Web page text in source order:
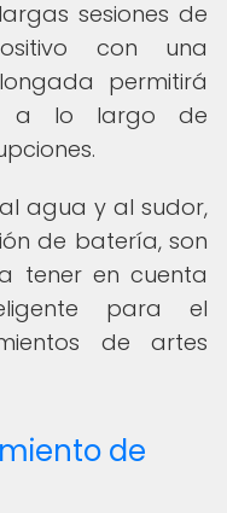
sesiones de
con una
permitirá
a lo largo de
agua y al sudor,
de batería, son
tener en cuenta
para el
de artes
de